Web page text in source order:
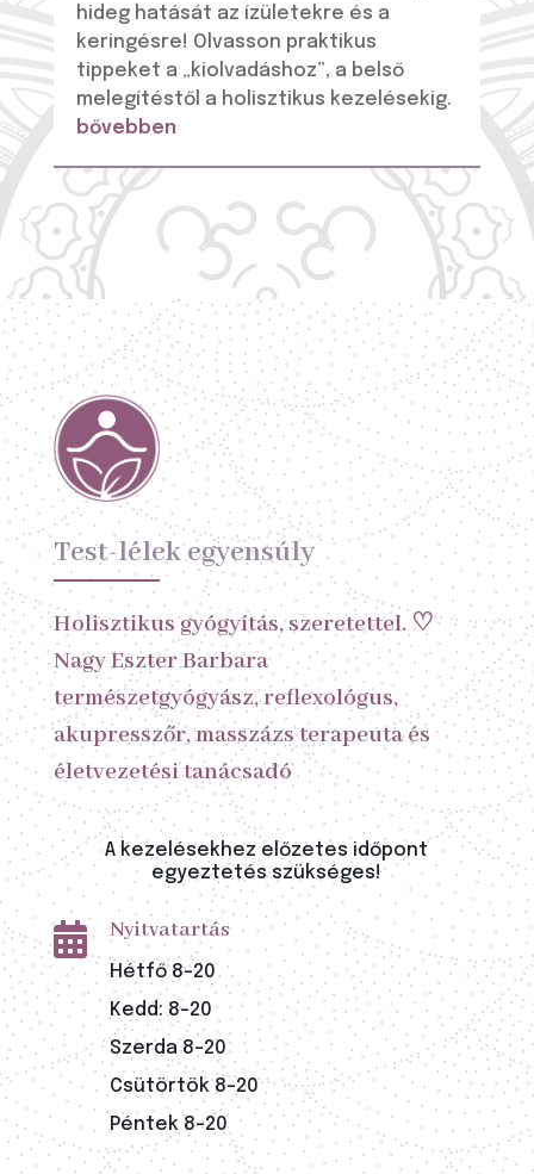
hideg hatását az ízületekre és a
keringésre! Olvasson praktikus
tippeket a „kiolvadáshoz”, a belső
melegítéstől a holisztikus kezelésekig.
bővebben
Test-lélek egyensúly
Holisztikus gyógyítás, szeretettel. ♡
Nagy Eszter Barbara
természetgyógyász, reflexológus,
akupresszőr, masszázs terapeuta és
életvezetési tanácsadó
A kezelésekhez előzetes időpont
egyeztetés szükséges!
 Nyitvatartás
Hétfő 8-20
Kedd: 8-20
Szerda 8-20
Csütörtök 8-20
Péntek 8-20